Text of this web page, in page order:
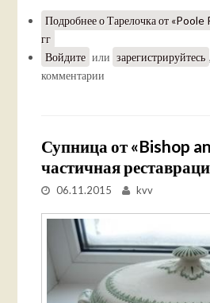
Подробнеео Тарелочка от
гг
Войдите или зарегистрируйтесь
комментарии
Супница от «Bishop
частичная
06.11.2015 kvv